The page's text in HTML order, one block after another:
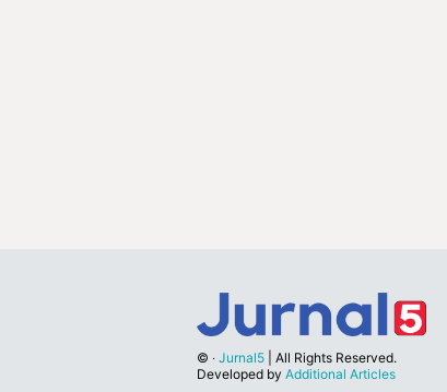
© ‧ Jurnal5 | All Rights Reserved.
Developed by Additional Articles